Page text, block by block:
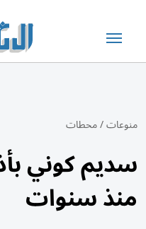
منوعات/محطات
سديم كوني
منذ سنوات